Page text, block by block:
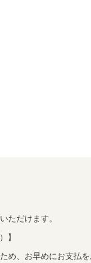
ただけます。
】
め、お早めにお支払